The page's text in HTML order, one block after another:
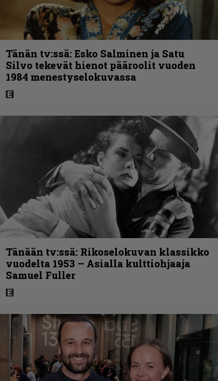
Tänän tv:ssä: Esko Salminen ja Satu
Silvo tekevät hienot pääroolit vuoden
1984 menestyselokuvassa
Tänään tv:ssä: Rikoselokuvan klassikko
vuodelta 1953 – Asialla kulttiohjaaja
Samuel Fuller